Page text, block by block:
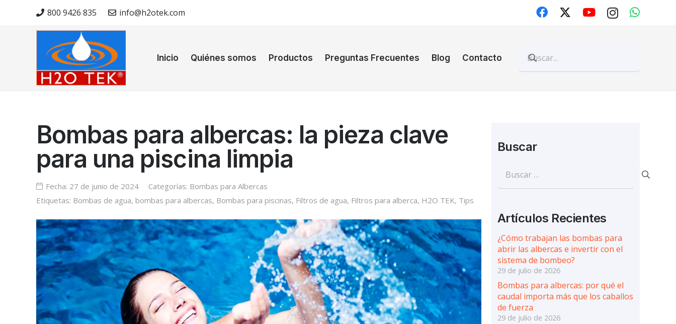
800 9426 835 info@h2otek.com
Inicio Quiénes somos Productos Preguntas Frecuentes Blog Contacto
Bombas para albercas: la pieza clave
para una piscina limpia
Fecha: 27 de junio de 2024 Categorías: Bombas para Albercas
Etiquetas: Bombas de agua, bombas para albercas, Bombas para piscinas, Filtros de agua, Filtros para alberca, H2O TEK, Tips
Buscar
Artículos Recientes
¿Cómo trabajan las bombas para
abrir las albercas e invertir con el
sistema de bombeo?
29 de julio de 2026
Bombas para albercas: por qué el
caudal importa más que los caballos
de fuerza
29 de julio de 2026